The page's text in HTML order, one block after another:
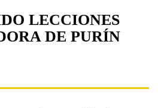
LECCIONES
DE PURÍN